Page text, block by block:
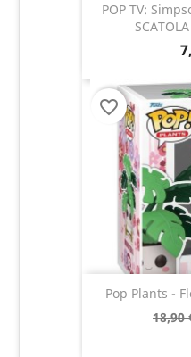
POP TV:
Pop Plants -
18,90
favorite_border